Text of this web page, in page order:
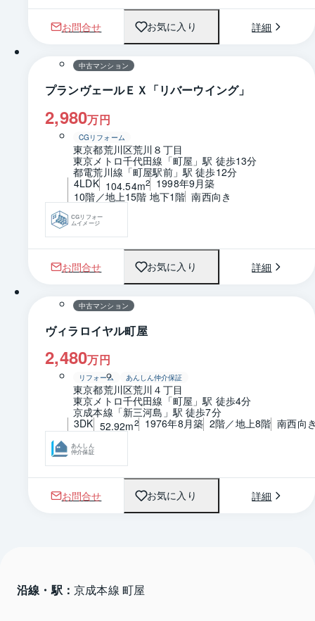
お問合せ お気に入り 詳細
1 / 0 間取り
中古マンション
プランヴェールＥＸ「リバーウイング」
2,980万円
CGリフォーム
東京都荒川区荒川８丁目
東京メトロ千代田線「町屋」駅 徒歩13分
都電荒川線「町屋駅前」駅 徒歩12分
4LDK 104.54m2
1998年9月築
10階／地上15階 地下1階 南西向き
CGリフォー
ムイメージ
お問合せ お気に入り 詳細
1 / 0 間取り
中古マンション
ヴィラロイヤル町屋
2,480万円
リフォーム あんしん仲介保証
東京都荒川区荒川４丁目
東京メトロ千代田線「町屋」駅 徒歩4分
京成本線「新三河島」駅 徒歩7分
3DK 52.92m2 1976年8月築 2階／地上8階 南西向
あんしん
仲介保証
お問合せ お気に入り 詳細
沿線・駅： 京成本線 町屋